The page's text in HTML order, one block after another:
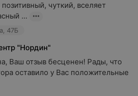
чуткий, вселяет
...
47Б
"Нордин"
Ваш отзыв бесценен! Рады, что
оставило у Вас положительные